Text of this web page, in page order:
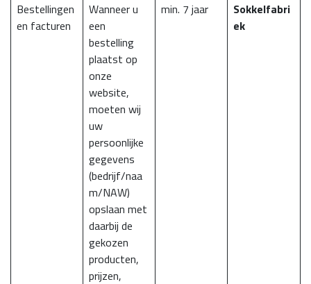
Bestellingen
en facturen
Wanneer u
een
bestelling
plaatst op
onze
website,
moeten wij
uw
persoonlijke
gegevens
(bedrijf/naa
m/NAW)
opslaan met
daarbij de
gekozen
producten,
prijzen,
min. 7 jaar
Sokkelfabri
ek